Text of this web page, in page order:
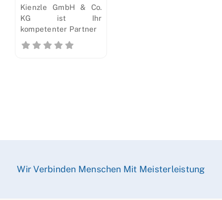
Kienzle GmbH & Co.
KG ist Ihr
kompetenter Partner
Wir Verbinden Menschen Mit Meisterleistung